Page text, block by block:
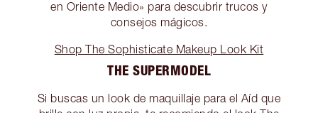
en Oriente Medio» para descubrir trucos y
consejos mágicos.
Shop The Sophisticate Makeup Look Kit
THE SUPERMODEL
Si buscas un look de maquillaje para el Aíd que